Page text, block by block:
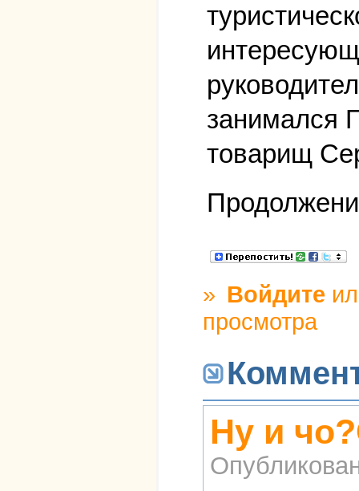
занимался
товарищ
» Войдите
просмотра
Ну и